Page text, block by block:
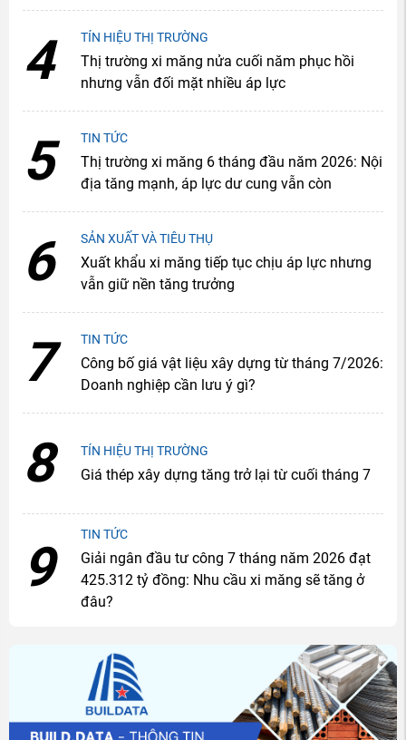
4 TÍN HIỆU THỊ TRƯỜNG
Thị trường xi măng nửa cuối năm phục hồi
nhưng vẫn đối mặt nhiều áp lực
5 TIN TỨC
Thị trường xi măng 6 tháng đầu năm 2026: Nội
địa tăng mạnh, áp lực dư cung vẫn còn
6 SẢN XUẤT VÀ TIÊU THỤ
Xuất khẩu xi măng tiếp tục chịu áp lực nhưng
vẫn giữ nền tăng trưởng
7 TIN TỨC
Công bố giá vật liệu xây dựng từ tháng 7/2026:
Doanh nghiệp cần lưu ý gì?
8 TÍN HIỆU THỊ TRƯỜNG
Giá thép xây dựng tăng trở lại từ cuối tháng 7
9
TIN TỨC
Giải ngân đầu tư công 7 tháng năm 2026 đạt
425.312 tỷ đồng: Nhu cầu xi măng sẽ tăng ở
đâu?